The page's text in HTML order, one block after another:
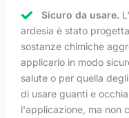
Sicuro da usare.
ardesia è stato
sostanze chimiche
applicarlo in modo
salute o per quella
di usare guanti e
l'applicazione, ma non